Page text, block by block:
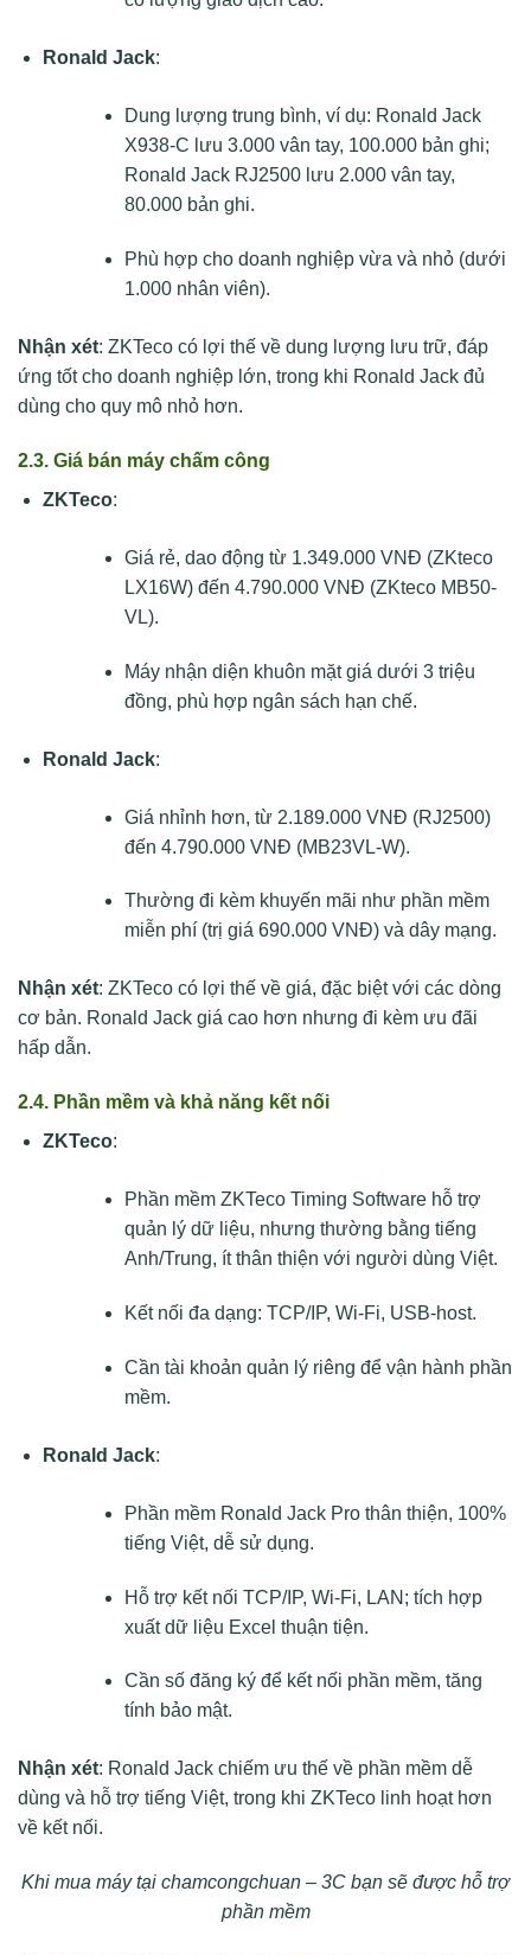
Ronald Jack:
Dung lượng trung bình, ví dụ: Ronald Jack
X938-C lưu 3.000 vân tay, 100.000 bản ghi;
Ronald Jack RJ2500 lưu 2.000 vân tay,
80.000 bản ghi.
Phù hợp cho doanh nghiệp vừa và nhỏ (dưới
1.000 nhân viên).
Nhận xét: ZKTeco có lợi thế về dung lượng lưu trữ, đáp
ứng tốt cho doanh nghiệp lớn, trong khi Ronald Jack đủ
dùng cho quy mô nhỏ hơn.
2.3. Giá bán máy chấm công
ZKTeco:
Giá rẻ, dao động từ 1.349.000 VNĐ (ZKteco
LX16W) đến 4.790.000 VNĐ (ZKteco MB50-
VL).
Máy nhận diện khuôn mặt giá dưới 3 triệu
đồng, phù hợp ngân sách hạn chế.
Ronald Jack:
Giá nhỉnh hơn, từ 2.189.000 VNĐ (RJ2500)
đến 4.790.000 VNĐ (MB23VL-W).
Thường đi kèm khuyến mãi như phần mềm
miễn phí (trị giá 690.000 VNĐ) và dây mạng.
Nhận xét: ZKTeco có lợi thế về giá, đặc biệt với các dòng
cơ bản. Ronald Jack giá cao hơn nhưng đi kèm ưu đãi
hấp dẫn.
2.4. Phần mềm và khả năng kết nối
ZKTeco:
Phần mềm ZKTeco Timing Software hỗ trợ
quản lý dữ liệu, nhưng thường bằng tiếng
Anh/Trung, ít thân thiện với người dùng Việt.
Kết nối đa dạng: TCP/IP, Wi-Fi, USB-host.
Cần tài khoản quản lý riêng để vận hành phần
mềm.
Ronald Jack:
Phần mềm Ronald Jack Pro thân thiện, 100%
tiếng Việt, dễ sử dụng.
Hỗ trợ kết nối TCP/IP, Wi-Fi, LAN; tích hợp
xuất dữ liệu Excel thuận tiện.
Cần số đăng ký để kết nối phần mềm, tăng
tính bảo mật.
Nhận xét: Ronald Jack chiếm ưu thế về phần mềm dễ
dùng và hỗ trợ tiếng Việt, trong khi ZKTeco linh hoạt hơn
về kết nối.
Khi mua máy tại chamcongchuan – 3C bạn sẽ được hỗ trợ
phần mềm